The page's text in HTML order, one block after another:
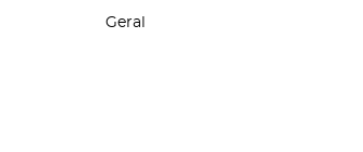
Geral